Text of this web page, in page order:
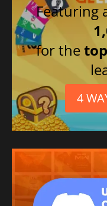
Featuring
for the
4